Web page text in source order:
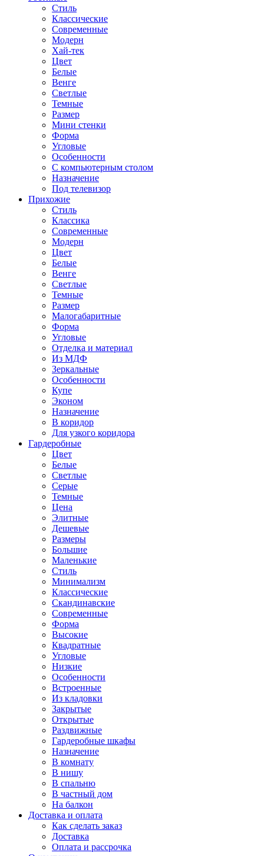
Стиль
Классические
Современные
Модерн
Хай-тек
Цвет
Белые
Венге
Светлые
Темные
Размер
Мини стенки
Форма
Угловые
Особенности
С компьютерным столом
Назначение
Под телевизор
Прихожие
Стиль
Классика
Современные
Модерн
Цвет
Белые
Венге
Светлые
Темные
Размер
Малогабаритные
Форма
Угловые
Отделка и материал
Из МДФ
Зеркальные
Особенности
Купе
Эконом
Назначение
В коридор
Для узкого коридора
Гардеробные
Цвет
Белые
Светлые
Серые
Темные
Цена
Элитные
Дешевые
Размеры
Большие
Маленькие
Стиль
Минимализм
Классические
Скандинавские
Современные
Форма
Высокие
Квадратные
Угловые
Низкие
Особенности
Встроенные
Из кладовки
Закрытые
Открытые
Раздвижные
Гардеробные шкафы
Назначение
В комнату
В нишу
В спальню
В частный дом
На балкон
Доставка и оплата
Как сделать заказ
Доставка
Оплата и рассрочка